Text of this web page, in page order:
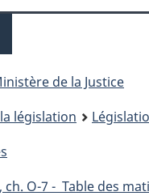
de la Justice
législation
ch. O-7 - Table des